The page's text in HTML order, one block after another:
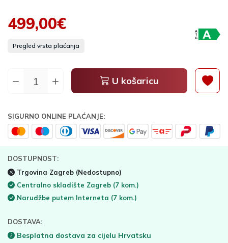
499,00€
Pregled vrsta plaćanja
U košaricu
SIGURNO ONLINE PLAĆANJE:
DOSTUPNOST:
Trgovina Zagreb (Nedostupno)
Centralno skladište Zagreb (7 kom.)
Narudžbe putem Interneta (7 kom.)
DOSTAVA:
Besplatna dostava za cijelu Hrvatsku